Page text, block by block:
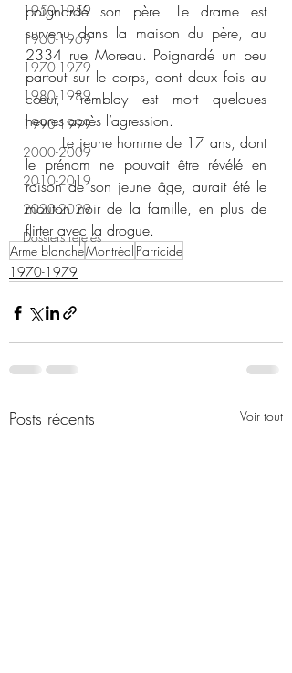
1950-1959
1960-1969
1970-1979
1980-1989
1990-1999
2000-2009
2010-2019
2020-2029
Dossiers rejetés
poignardé son père. Le drame est
survenu dans la maison du père, au
2334 rue Moreau. Poignardé un peu
partout sur le corps, dont deux fois au
cœur, Tremblay est mort quelques
heures après l’agression.
	Le jeune homme de 17 ans, dont
le prénom ne pouvait être révélé en
raison de son jeune âge, aurait été le
mouton noir de la famille, en plus de
flirter avec la drogue.
Arme blancheMontréal Parricide
1970-1979
Posts récents Voir tout